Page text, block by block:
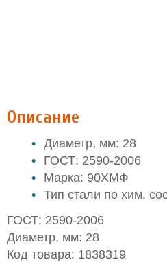
Описание
Диаметр, мм: 28
ГОСТ: 2590-2006
Марка: 90ХМФ
Тип стали по хим.
ГОСТ: 2590-2006
Диаметр, мм: 28
Код товара: 1838319